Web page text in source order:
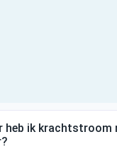
heb ik krachtstroom